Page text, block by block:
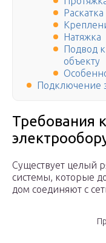
Раскатка
Натяжка
Подвод
объекту
Подключение
Требования к
Существует целый
системы, которые
дом соединяют с